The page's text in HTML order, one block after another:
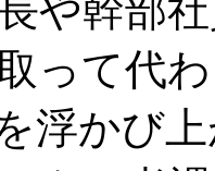
や幹部
って代
浮かび